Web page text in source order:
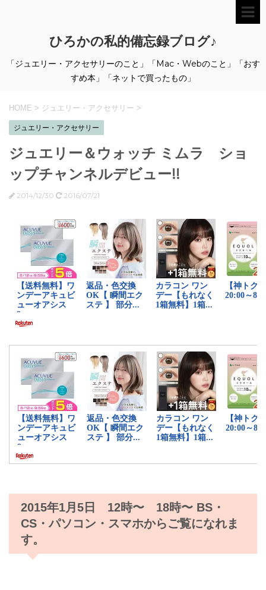
ひろかの私的備忘録ブログ♪
「ジュエリー・アクセサリーのこと」「Mac・Webのこと」「おす
すめ本」「ネットで買ったもの」
HOME > ジュエリー・アクセサリー >
ジュエリー・アクセサリー
ジュエリー＆ウォッチ ミムラ ショ
ップチャンネルデビュー!!
2014/12/30 2016/07/21
2015年1月5日 12時〜 18時〜 BS・
CS・パソコン・スマホからご覧になれま
す。